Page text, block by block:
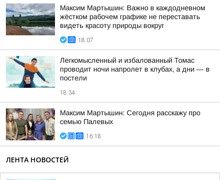
Максим Мартышин: Важно в каждодневном
жёстком рабочем графике не переставать
видеть красоту природы вокруг
18:07
Легкомысленный и избалованный Томас
проводит ночи напролет в клубах, а дни — в
постели
18:34
Максим Мартышин: Сегодня расскажу про
семью Палевых
16:18
ЛЕНТА НОВОСТЕЙ